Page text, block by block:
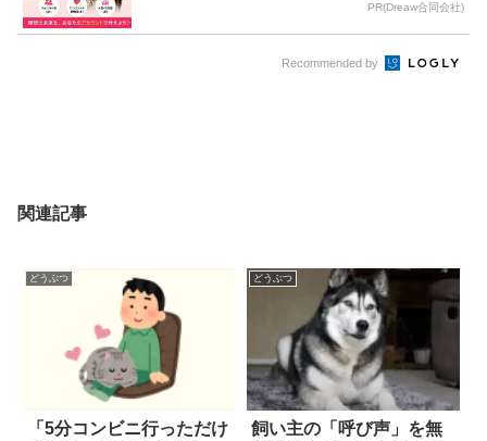
PR(Dreaw合同会社)
Recommended by
関連記事
どうぶつ
「5分コンビニ行っただけ
どうぶつ
飼い主の「呼び声」を無